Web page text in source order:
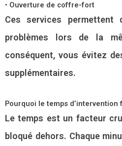
• Ouverture de coffre-fort
Ces services permettent
problèmes lors de la
conséquent, vous évitez
supplémentaires.
Pourquoi le temps
Le temps est un facteur
bloqué dehors. Chaque